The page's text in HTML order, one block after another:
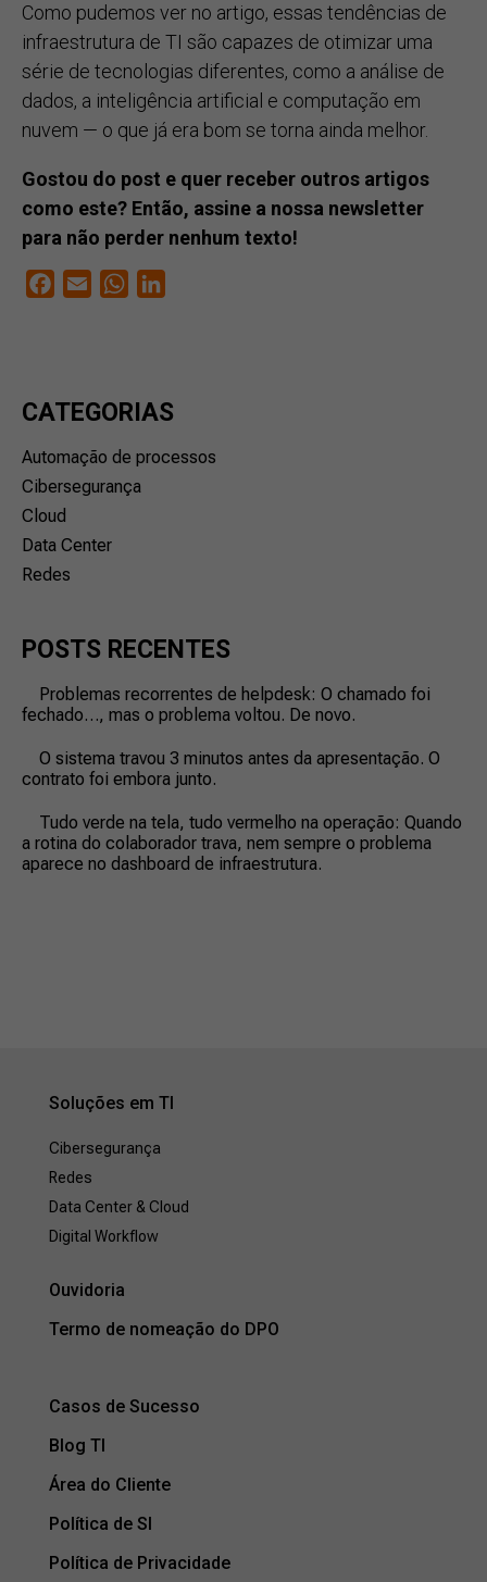
Como pudemos ver no artigo, essas tendências de
infraestrutura de TI são capazes de otimizar uma
série de tecnologias diferentes, como a análise de
dados, a inteligência artificial e computação em
nuvem — o que já era bom se torna ainda melhor.
Gostou do post e quer receber outros artigos
como este? Então, assine a nossa newsletter
para não perder nenhum texto!
Facebook
Email WhatsApp
CATEGORIAS
Automação de processos
Cibersegurança
Cloud
Data Center
Redes
POSTS RECENTES
Problemas recorrentes de helpdesk: O chamado foi
fechado…, mas o problema voltou. De novo.
O sistema travou 3 minutos antes da apresentação. O
contrato foi embora junto.
Tudo verde na tela, tudo vermelho na operação: Quando
a rotina do colaborador trava, nem sempre o problema
aparece no dashboard de infraestrutura.
Soluções em TI
Cibersegurança
Redes
Data Center & Cloud
Digital Workflow
Ouvidoria
Termo de nomeação do DPO
Casos de Sucesso
Blog TI
Área do Cliente
Política de SI
Política de Privacidade